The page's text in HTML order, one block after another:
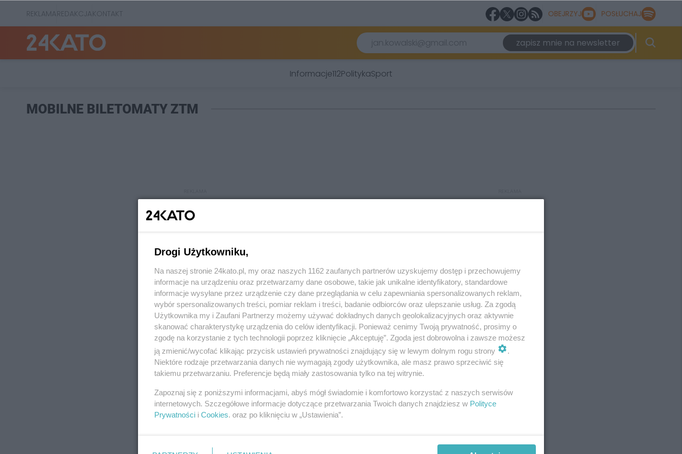
REKLAMAREDAKCJAKONTAKT OBEJRZYJ POSŁUCHAJ
zapisz mnie na newsletter
Informacje112PolitykaSport
MOBILNE BILETOMATY ZTM
REKLAMA REKLAMA
Drogi Użytkowniku,
Na naszej stronie 24kato.pl, my oraz naszych 1162 zaufanych partnerów uzyskujemy dostęp i przechowujemy
informacje na urządzeniu oraz przetwarzamy dane osobowe, takie jak unikalne identyfikatory, standardowe
informacje wysyłane przez urządzenie czy dane przeglądania w celu zapewniania spersonalizowanych reklam,
wybór spersonalizowanych treści, pomiar reklam i treści, badanie odbiorców oraz ulepszanie usług. Za zgodą
Użytkownika my i Zaufani Partnerzy możemy używać dokładnych danych geolokalizacyjnych oraz aktywnie
skanować charakterystykę urządzenia do celów identyfikacji. Ponieważ cenimy Twoją prywatność, prosimy o
zgodę na korzystanie z tych technologii poprzez kliknięcie „Akceptuję”. Zgoda jest dobrowolna i zawsze możesz
ją zmienić/wycofać klikając przycisk ustawień prywatności znajdujący się w lewym dolnym rogu strony
.
Niektóre rodzaje przetwarzania danych nie wymagają zgody użytkownika, ale masz prawo sprzeciwić się
takiemu przetwarzaniu. Preferencje będą miały zastosowania tylko na tej witrynie.
Zapoznaj się z poniższymi informacjami, abyś mógł świadomie i komfortowo korzystać z naszych serwisów
internetowych. Szczegółowe informacje dotyczące przetwarzania Twoich danych znajdziesz w Polityce
Prywatności i Cookies. oraz po kliknięciu w „Ustawienia”.